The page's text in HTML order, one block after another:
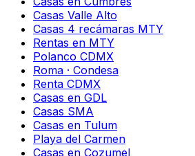
Casas Valle Alto
Casas 4 recámaras MTY
Rentas en MTY
Polanco CDMX
Roma · Condesa
Renta CDMX
Casas en GDL
Casas SMA
Casas en Tulum
Playa del Carmen
Casas en Cozumel